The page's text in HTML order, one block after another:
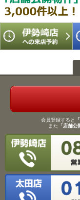
会員登録すると
また 「店舗公